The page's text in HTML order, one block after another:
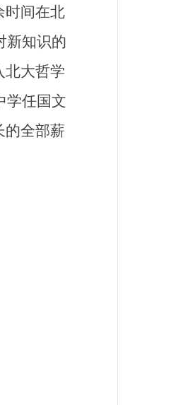
时间在北
新知识的
北大哲学
学任国文
的全部薪